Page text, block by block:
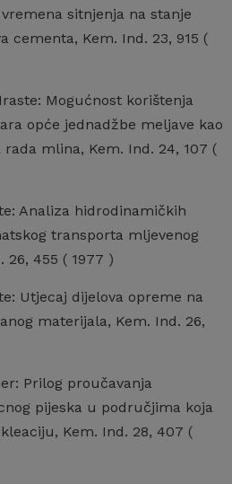
sitnjenja na stanje
cementa, Kem. Ind. 23, 915 (
Mogućnost korištenja
opće jednadžbe meljave kao
mlina, Kem. Ind. 24, 107 (
Analiza hidrodinamičkih
transporta mljevenog
26, 455 ( 1977 )
Utjecaj dijelova opreme na
materijala, Kem. Ind. 26,
Prilog proučavanja
pijeska u područjima koja
Kem. Ind. 28, 407 (